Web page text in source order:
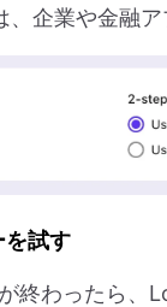
企業や金融
を試す
終わったら、